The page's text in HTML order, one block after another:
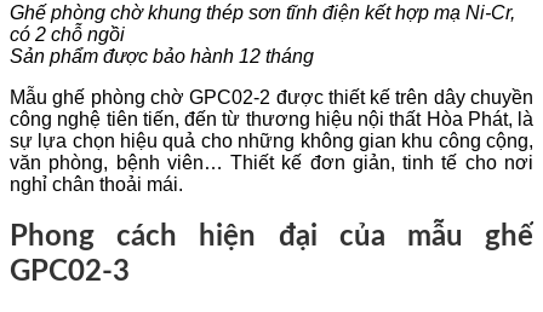
Ghế phòng chờ khung thép sơn tĩnh điện kết hợp mạ Ni-Cr,
có 2 chỗ ngồi
Sản phẩm được bảo hành 12 tháng
Mẫu ghế phòng chờ GPC02-2 được thiết kế trên dây chuyền
công nghệ tiên tiến, đến từ thương hiệu nội thất Hòa Phát, là
sự lựa chọn hiệu quả cho những không gian khu công cộng,
văn phòng, bệnh viên… Thiết kế đơn giản, tinh tế cho nơi
nghỉ chân thoải mái.
Phong cách hiện đại của mẫu ghế
GPC02-3